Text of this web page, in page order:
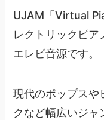
UJAM「Virtual
レクトリックピア
エレピ音源です。
現代のポップスや
クなど幅広いジャ